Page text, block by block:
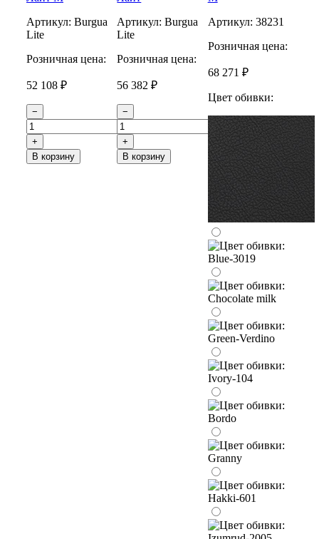
Артикул: Burgua
Lite
Розничная цена:
52 108 ₽
−
+
В корзину
Артикул:Burgua
Lite
Розничная цена:
56 382 ₽
−
+
В корзину
Артикул: 38231
Розничная цена:
68 271 ₽
Цвет обивки: